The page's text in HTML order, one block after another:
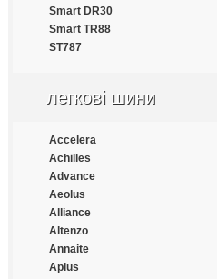
Frideric
Fronway
Fulda
Gallant
Gislaved
Giti
GM Rover
Gold Dove
Gold Tyre
Goldpartner
Goldshield
Goodride
Smart DR30
Smart TR88
ST787
легкові шини
Accelera
Achilles
Advance
Aeolus
Alliance
Altenzo
Annaite
Aplus